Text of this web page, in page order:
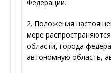
Федерации.
2. Положения
мере
области, города
автономную область,